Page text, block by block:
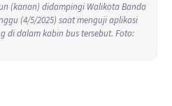
(kanan) didampingi Walikota Banda
(4/5/2025) saat menguji aplikasi
di dalam kabin bus tersebut. Foto: